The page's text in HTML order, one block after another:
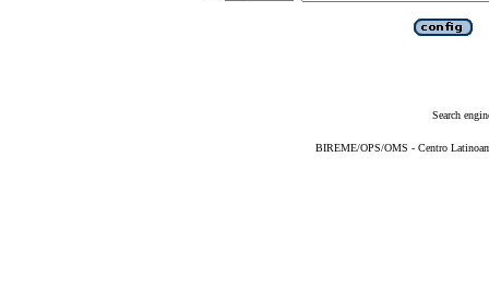
Search
BIREME/OPS/OMS - Centro